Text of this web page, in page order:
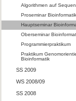
Algorithmen auf
Proseminar Bioinformatik
Hauptseminar
Oberseminar
Programmierpraktikum
Praktikum
Bioinformatik
SS 2009
WS 2008/09
SS 2008